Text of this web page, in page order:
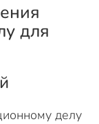
для
делу